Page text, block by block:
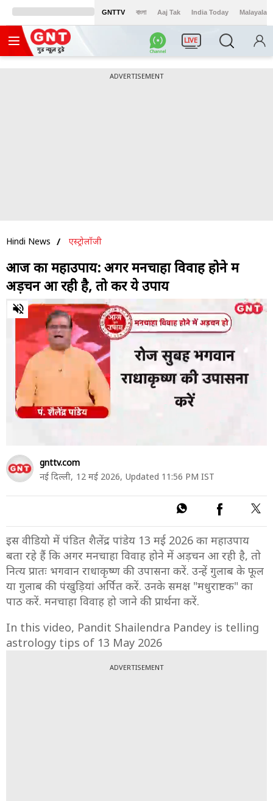
GNTTV বাংলা Aaj Tak India Today Malayalam
LIVE
ADVERTISEMENT
Hindi News एस्ट्रोलॉजी
आज का महाउपाय: अगर मनचाहा विवाह होने में
अड़चन आ रही है, तो करें ये उपाय
0
of
seconds
gnttv.com
नई दिल्ली, 12 मई 2026, Updated 11:56 PM IST
इस वीडियो में पंडित शैलेंद्र पांडेय 13 मई 2026 का महाउपाय
बता रहे हैं कि अगर मनचाहा विवाह होने में अड़चन आ रही है, तो
नित्य प्रातः भगवान राधाकृष्ण की उपासना करें. उन्हें गुलाब के फूल
या गुलाब की पंखुड़ियां अर्पित करें. उनके समक्ष "मधुराष्टक" का
पाठ करें. मनचाहा विवाह हो जाने की प्रार्थना करें.
In this video, Pandit Shailendra Pandey is telling
astrology tips of 13 May 2026
ADVERTISEMENT